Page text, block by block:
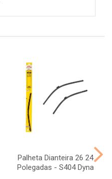
Palheta Dianteira 26 24
Polegadas - S404 Dyna